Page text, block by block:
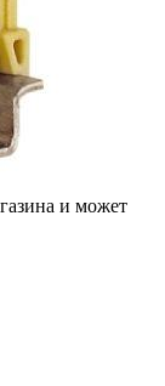
и может